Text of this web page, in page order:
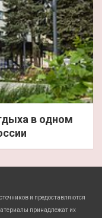
в одном
и предоставляются
принадлежат их